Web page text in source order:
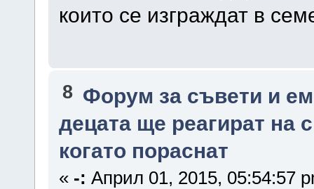
които се изграждат в
8 Форум за съвети и
децата ще реагират на
когато пораснат
« -: Април 01, 2015, 05:54:57